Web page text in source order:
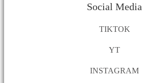
Social Media
TIKTOK
YT
INSTAGRAM